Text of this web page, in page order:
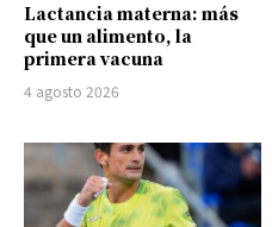
Lactancia materna: más
que un alimento, la
primera vacuna
4 agosto 2026